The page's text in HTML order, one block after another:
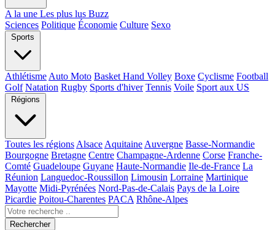
A la une Les plus lus Buzz
Sciences Politique Économie Culture Sexo
Sports
Athlétisme Auto Moto Basket Hand Volley Boxe Cyclisme Football
Golf Natation Rugby Sports d'hiver Tennis Voile Sport aux US
Régions
Toutes les régions Alsace Aquitaine Auvergne Basse-Normandie
Bourgogne Bretagne Centre Champagne-Ardenne Corse Franche-
Comté Guadeloupe Guyane Haute-Normandie Ile-de-France La
Réunion Languedoc-Roussillon Limousin Lorraine Martinique
Mayotte Midi-Pyrénées Nord-Pas-de-Calais Pays de la Loire
Picardie Poitou-Charentes PACA Rhône-Alpes
Rechercher